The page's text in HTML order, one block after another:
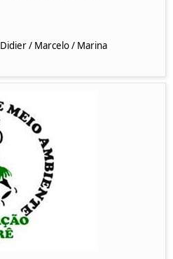
Didier / Marcelo / Marina